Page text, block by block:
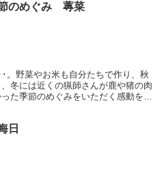
のめぐみ 蓴菜
。野菜やお米も自分たちで作り、秋
冬には近くの猟師さんが鹿や猪の肉
た季節のめぐみをいただく感動を、
日